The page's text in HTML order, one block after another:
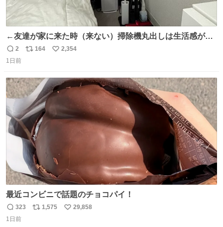
←友達が家に来た時（来ない）掃除機丸出しは生活感が出
てかっこ悪いなぁ →せや
返
信
2
リ
ト
数
164
い
数
2,354
1日前
最近コンビニで話題のチョコパイ！
返
信
323
リ
1,575
い
29,858
1日前